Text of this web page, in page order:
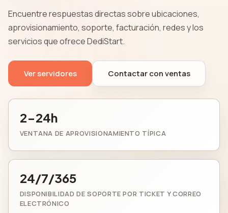
Encuentre respuestas directas sobre ubicaciones,
aprovisionamiento, soporte, facturación, redes y los
servicios que ofrece DediStart.
Ver servidores Contactar con ventas
2-24h
VENTANA DE APROVISIONAMIENTO TÍPICA
24/7/365
DISPONIBILIDAD DE SOPORTE POR TICKET Y CORREO
ELECTRÓNICO